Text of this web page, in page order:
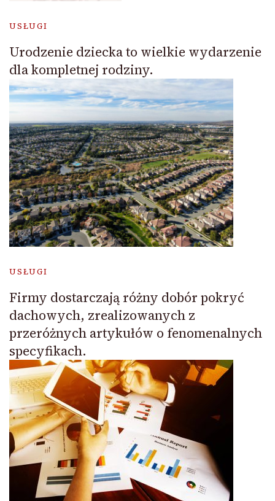
USŁUGI
Urodzenie dziecka to wielkie wydarzenie
dla kompletnej rodziny.
USŁUGI
Firmy dostarczają różny dobór pokryć
dachowych, zrealizowanych z
przeróżnych artykułów o fenomenalnych
specyfikach.